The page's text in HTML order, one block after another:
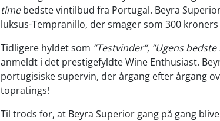
timebedste vintilbud fra Portugal. Beyra
luksus-Tempranillo, der smager som 300
Tidligere hyldet som ”Testvinder”, ”Ugens bedste
anmeldt i det prestigefyldte Wine Enthusiast.
portugisiske supervin, der årgang efter årgang
topratings!
Til trods for, at Beyra Superior gang på gang